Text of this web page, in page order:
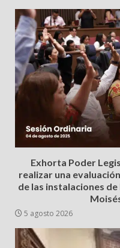
Exhorta Poder
realizar una
de las instalaciones de
5 agosto 2026